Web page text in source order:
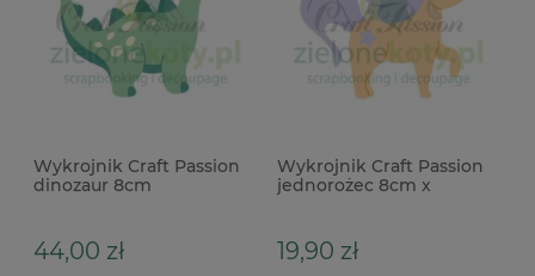
Wykrojnik Craft Passion
dinozaur 8cm
44,00 zł
Wykrojnik Craft Passion
jednorożec 8cm x
19,90 zł